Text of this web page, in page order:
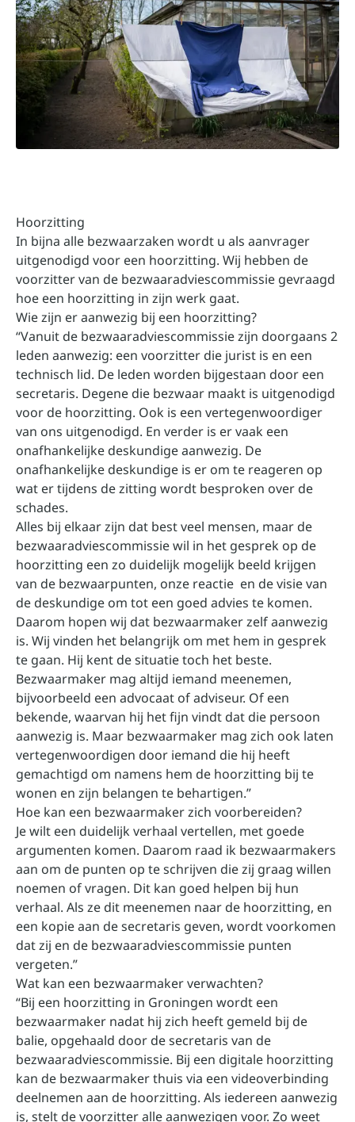
Hoorzitting
In bijna alle bezwaarzaken wordt u als aanvrager
uitgenodigd voor een hoorzitting. Wij hebben de
voorzitter van de bezwaaradviescommissie gevraagd
hoe een hoorzitting in zijn werk gaat.
Wie zijn er aanwezig bij een hoorzitting?
“Vanuit de bezwaaradviescommissie zijn doorgaans 2
leden aanwezig: een voorzitter die jurist is en een
technisch lid. De leden worden bijgestaan door een
secretaris. Degene die bezwaar maakt is uitgenodigd
voor de hoorzitting. Ook is een vertegenwoordiger
van ons uitgenodigd. En verder is er vaak een
onafhankelijke deskundige aanwezig. De
onafhankelijke deskundige is er om te reageren op
wat er tijdens de zitting wordt besproken over de
schades.
Alles bij elkaar zijn dat best veel mensen, maar de
bezwaaradviescommissie wil in het gesprek op de
hoorzitting een zo duidelijk mogelijk beeld krijgen
van de bezwaarpunten, onze reactie en de visie van
de deskundige om tot een goed advies te komen.
Daarom hopen wij dat bezwaarmaker zelf aanwezig
is. Wij vinden het belangrijk om met hem in gesprek
te gaan. Hij kent de situatie toch het beste.
Bezwaarmaker mag altijd iemand meenemen,
bijvoorbeeld een advocaat of adviseur. Of een
bekende, waarvan hij het fijn vindt dat die persoon
aanwezig is. Maar bezwaarmaker mag zich ook laten
vertegenwoordigen door iemand die hij heeft
gemachtigd om namens hem de hoorzitting bij te
wonen en zijn belangen te behartigen.”
Hoe kan een bezwaarmaker zich voorbereiden?
Je wilt een duidelijk verhaal vertellen, met goede
argumenten komen. Daarom raad ik bezwaarmakers
aan om de punten op te schrijven die zij graag willen
noemen of vragen. Dit kan goed helpen bij hun
verhaal. Als ze dit meenemen naar de hoorzitting, en
een kopie aan de secretaris geven, wordt voorkomen
dat zij en de bezwaaradviescommissie punten
vergeten.”
Wat kan een bezwaarmaker verwachten?
“Bij een hoorzitting in Groningen wordt een
bezwaarmaker nadat hij zich heeft gemeld bij de
balie, opgehaald door de secretaris van de
bezwaaradviescommissie. Bij een digitale hoorzitting
kan de bezwaarmaker thuis via een videoverbinding
deelnemen aan de hoorzitting. Als iedereen aanwezig
is, stelt de voorzitter alle aanwezigen voor. Zo weet